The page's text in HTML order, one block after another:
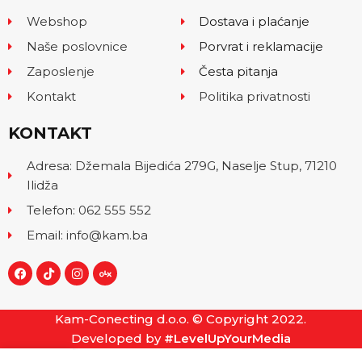
Webshop
Naše poslovnice
Zaposlenje
Kontakt
Dostava i plaćanje
Porvrat i reklamacije
Česta pitanja
Politika privatnosti
KONTAKT
Adresa: Džemala Bijedića 279G, Naselje Stup, 71210
Ilidža
Telefon: 062 555 552
Email: info@kam.ba
Kam-Conecting d.o.o. © Copyright 2022.
Developed by #LevelUpYourMedia